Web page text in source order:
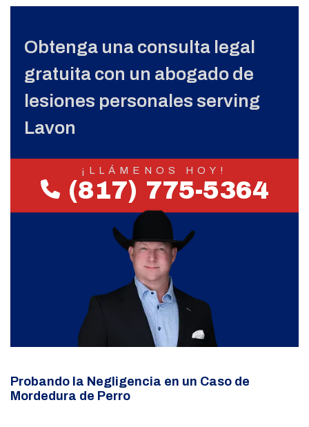
Obtenga una consulta legal
gratuita con un abogado de
lesiones personales serving
Lavon
¡LLÁMENOS HOY!
(817) 775-5364
Probando la Negligencia en un Caso de
Mordedura de Perro